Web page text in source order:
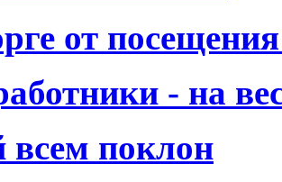
от
- на
всем поклон